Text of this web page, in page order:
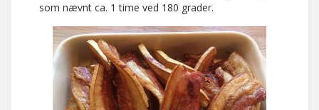
som nævnt ca. 1 time ved 180 grader.